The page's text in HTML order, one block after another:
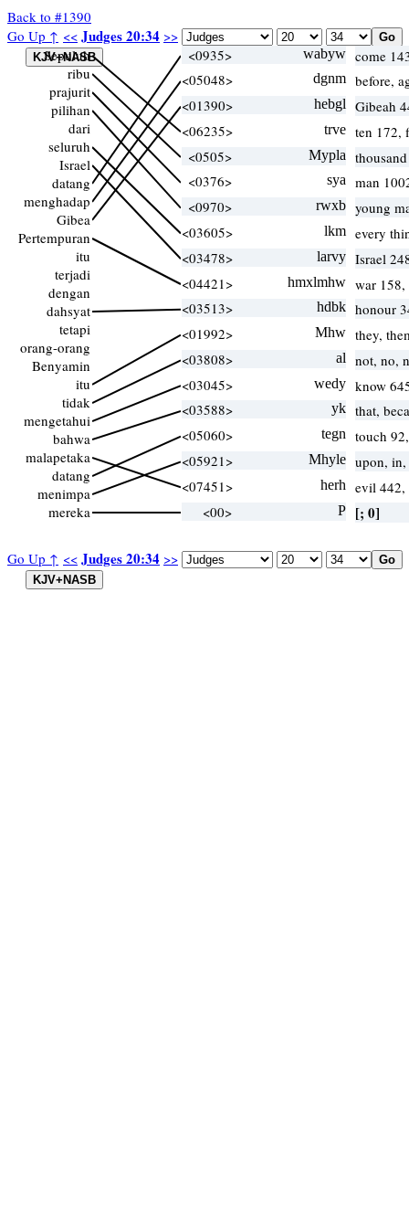
Back to #1390
Go Up ↑ << Judges 20:34 >>
Go Up ↑ << Judges 20:34 >>
Sepuluh
ribu
prajurit
pilihan
dari
seluruh
Israel
datang
menghadap
Gibea
Pertempuran
itu
terjadi
dengan
dahsyat
tetapi
orang-orang
Benyamin
itu
tidak
mengetahui
bahwa
malapetaka
datang
menimpa
mereka
<0935> wabyw come
<05048>
dgnm before,
<01390>
hebgl
Gibeah
<06235>
trve ten 172,
<0505>
Mypla
<0376>
sya
man
<0970>
rwxb young
<03605>
lkm every
<03478>
larvy Israel
<04421>
hmxlmhw war
<03513>
hdbk honour
<01992>
Mhw they,
<03808>
al
not, no,
<03045>
wedy know
<03588>
yk that,
<05060>
tegn
touch
<05921>
Mhyle upon,
<07451>
herh
evil
<00>
P [; 0]